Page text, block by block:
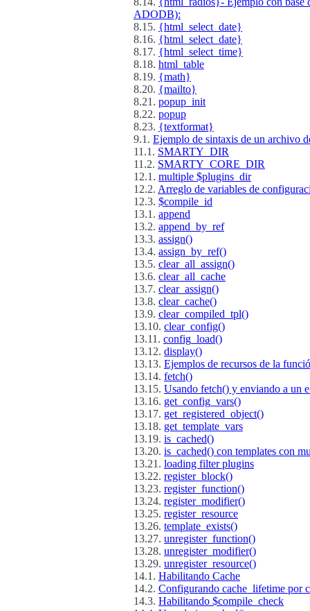
ADODB):
8.15. {html_select_date}
8.16. {html_select_date}
8.17. {html_select_time}
8.18. html_table
8.19. {math}
8.20. {mailto}
8.21. popup_init
8.22. popup
8.23. {textformat}
9.1. Ejemplo de sintaxis de un archivo
11.1. SMARTY_DIR
11.2. SMARTY_CORE_DIR
12.1. multiple $plugins_dir
12.2. Arreglo de variables de
12.3. $compile_id
13.1. append
13.2. append_by_ref
13.3. assign()
13.4. assign_by_ref()
13.5. clear_all_assign()
13.6. clear_all_cache
13.7. clear_assign()
13.8. clear_cache()
13.9. clear_compiled_tpl()
13.10. clear_config()
13.11. config_load()
13.12. display()
13.13. Ejemplos de recursos de la
13.14. fetch()
13.15. Usando fetch() y enviando a un
13.16. get_config_vars()
13.17. get_registered_object()
13.18. get_template_vars
13.19. is_cached()
13.20. is_cached() con templates con
13.21. loading filter plugins
13.22. register_block()
13.23. register_function()
13.24. register_modifier()
13.25. register_resource
13.26. template_exists()
13.27. unregister_function()
13.28. unregister_modifier()
13.29. unregister_resource()
14.1. Habilitando Cache
14.2. Configurando cache_lifetime por
14.3. Habilitando $compile_check